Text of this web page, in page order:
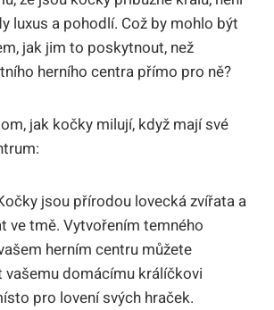
luxus a pohodlí. Což by mohlo být
jak jim to poskytnout, než
herního centra přímo pro ně?
jak kočky milují, když mají své
jsou přírodou lovecká zvířata a
ve tmě. Vytvořením temného
herním centru můžete
domácímu králíčkovi
pro lovení svých hraček.